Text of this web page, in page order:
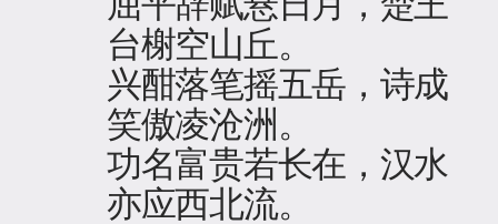
台榭空山丘。
兴酣落笔摇五岳，诗成
笑傲凌沧洲。
功名富贵若长在，汉水
亦应西北流。